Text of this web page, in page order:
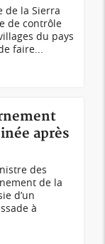
de la Sierra
de contrôle
du pays
faire...
après
des
de la
d’un
à